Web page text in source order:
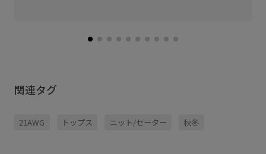
関連タグ
21AWG トップス ニット/セーター 秋冬